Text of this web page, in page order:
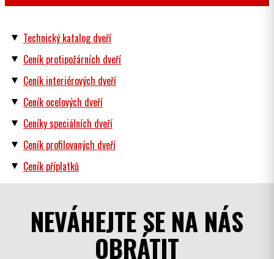
Technický katalog dveří
Ceník protipožárních dveří
Ceník interiérových dveří
Ceník ocelových dveří
Ceníky speciálních dveří
Ceník profilovaných dveří
Ceník příplatků
NEVÁHEJTE SE NA NÁS
OBRÁTIT